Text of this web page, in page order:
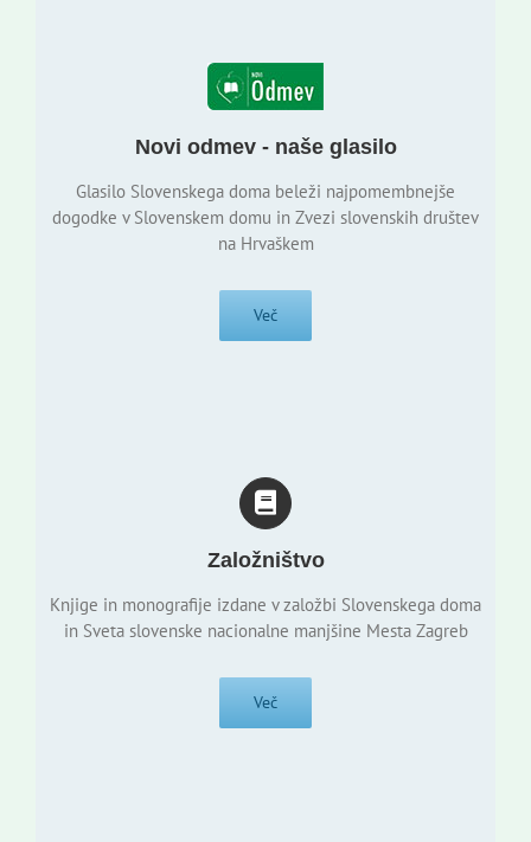
Novi odmev - naše glasilo
Glasilo Slovenskega doma beleži najpomembnejše
dogodke v Slovenskem domu in Zvezi slovenskih društev
na Hrvaškem
Več
Založništvo
Knjige in monografije izdane v založbi Slovenskega doma
in Sveta slovenske nacionalne manjšine Mesta Zagreb
Več